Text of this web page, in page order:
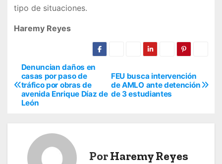
tipo de situaciones.
Haremy Reyes
N
a
v
FEU busca intervención
de AMLO ante detención
de 3 estudiantes
Denuncian daños en
casas por paso de
tráfico por obras de
avenida Enrique Díaz de
León
PorHaremy Reyes